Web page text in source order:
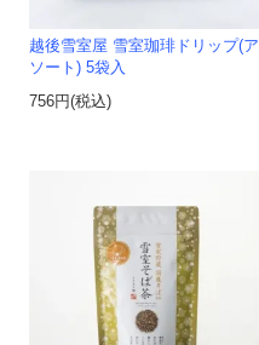
越後雪室屋 雪室珈琲ドリップ(ア
ソート) 5袋入
756円(税込)